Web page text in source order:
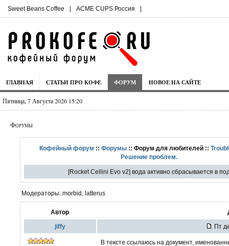
Sweet Beans Coffee | ACME CUPS Россия |
ГЛАВНАЯ СТАТЬИ ПРО КОФЕ ФОРУМ НОВОЕ НА САЙТЕ
Пятница, 7 Августа 2026 15:20
Форумы
Кофейный форум ::Форумы :: Форум для любителей ::
Решение проблем.
[Rocket Cellini Evo v2] вода активно сбрасывается в
Модераторы: morbid, latterus
Автор
jiffy Пт
В тексте ссылаюсь на документ,